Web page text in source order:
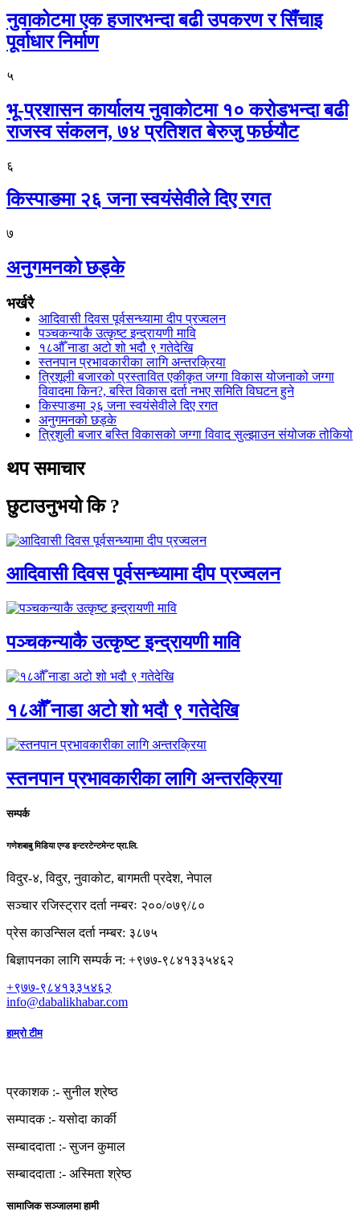
नुवाकोटमा एक हजारभन्दा बढी उपकरण र सिँचाइ
पूर्वाधार निर्माण
५
भू-प्रशासन कार्यालय नुवाकोटमा १० करोडभन्दा बढी
राजस्व संकलन, ७४ प्रतिशत बेरुजु फर्छयौट
६
किस्पाङमा २६ जना स्वयंसेवीले दिए रगत
७
अनुगमनको छड्के
भर्खरै
आदिवासी दिवस पूर्वसन्ध्यामा दीप प्रज्वलन
पञ्चकन्याकै उत्कृष्ट इन्द्रायणी मावि
१८औँ नाडा अटो शो भदौ ९ गतेदेखि
स्तनपान प्रभावकारीका लागि अन्तरक्रिया
त्रिशूली बजारको प्रस्तावित एकीकृत जग्गा विकास योजनाको जग्गा
विवादमा किन?, बस्ति विकास दर्ता नभए समिति विघटन हुने
किस्पाङमा २६ जना स्वयंसेवीले दिए रगत
अनुगमनको छड्के
त्रिशुली बजार बस्ति विकासको जग्गा विवाद सुल्झाउन संयोजक तोकियो
थप समाचार
छुटाउनुभयो कि ?
आदिवासी दिवस पूर्वसन्ध्यामा दीप प्रज्वलन
पञ्चकन्याकै उत्कृष्ट इन्द्रायणी मावि
१८औँ नाडा अटो शो भदौ ९ गतेदेखि
स्तनपान प्रभावकारीका लागि अन्तरक्रिया
सम्पर्क
गणेशबाबु मिडिया एण्ड इन्टरटेन्टमेन्ट प्रा.लि.
विदुर-४, विदुर, नुवाकोट, बागमती प्रदेश, नेपाल
सञ्चार रजिस्ट्रार दर्ता नम्बरः २००/०७९/८०
प्रेस काउन्सिल दर्ता नम्बर: ३८७५
बिज्ञापनका लागि सम्पर्क न: +९७७-९८४१३३५४६२
+९७७-९८४१३३५४६२
info@dabalikhabar.com
हाम्रो टीम
प्रकाशक :-सुनील श्रेष्ठ
सम्पादक :-यसोदा कार्की
सम्बाददाता :-सुजन कुमाल
सम्बाददाता :- अस्मिता श्रेष्ठ
सामाजिक सञ्जालमा हामी